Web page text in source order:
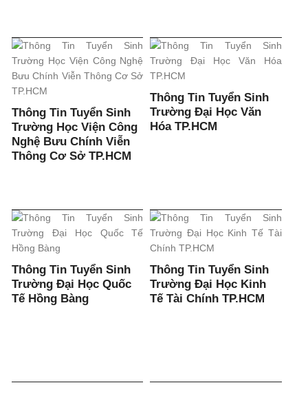
Thông Tin Tuyển Sinh
Trường Học Viện Công
Nghệ Bưu Chính Viễn
Thông Cơ Sở TP.HCM
Thông Tin Tuyển Sinh
Trường Đại Học Văn
Hóa TP.HCM
Thông Tin Tuyển Sinh
Trường Đại Học Quốc
Tế Hồng Bàng
Thông Tin Tuyển Sinh
Trường Đại Học Kinh
Tế Tài Chính TP.HCM